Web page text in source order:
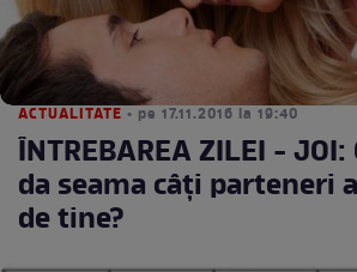
ACTUALITATE • pe 17.11.2016 la 19:40
ÎNTREBAREA ZILEI -
da seama câţi parteneri
de tine?